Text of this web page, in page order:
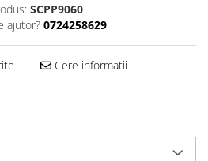
SCPP9060
ajutor? 0724258629
Cere informatii